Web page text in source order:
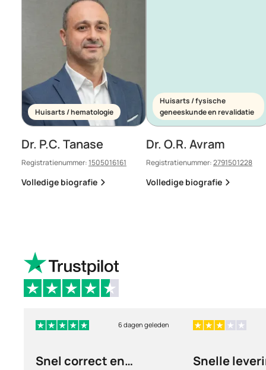
Huisarts / hematologie
Dr. P.C. Tanase
Registratienummer:1505016161
Volledige biografie
Huisarts / fysische
geneeskunde en revalidatie
Dr. O.R. Avram
Registratienummer:2791501228
Volledige biografie
6 dagen geleden
Snel correct en
Snelle